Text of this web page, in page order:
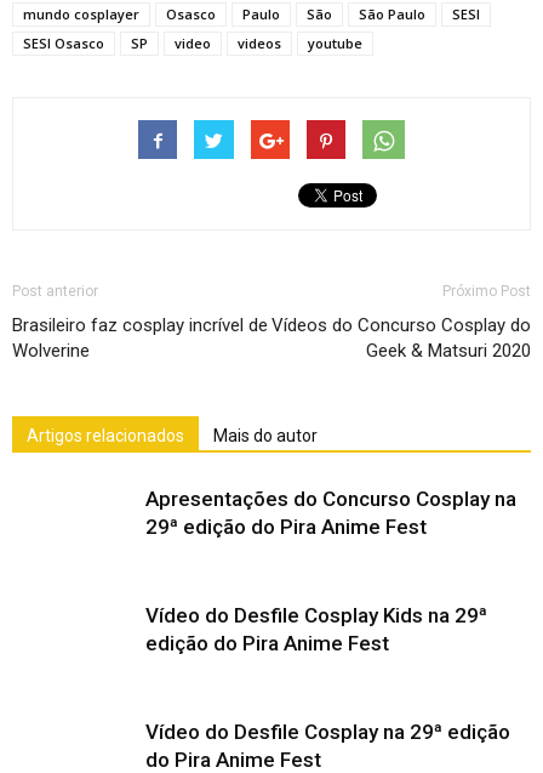
mundo cosplayer
Osasco Paulo São São Paulo
SESI
SESI Osasco
SP video videos youtube
Post anterior
Brasileiro faz cosplay incrível de
Wolverine
Próximo Post
Vídeos do Concurso Cosplay do
Geek & Matsuri 2020
Artigos relacionados Mais do autor
Apresentações do Concurso Cosplay na
29ª edição do Pira Anime Fest
Vídeo do Desfile Cosplay Kids na 29ª
edição do Pira Anime Fest
Vídeo do Desfile Cosplay na 29ª edição
do Pira Anime Fest